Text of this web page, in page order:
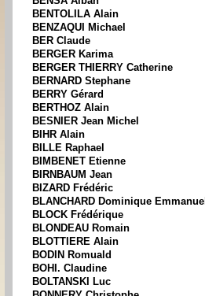
BENTOLILA Alain
BENZAQUI Michael
BER Claude
BERGER Karima
BERGER THIERRY Catherine
BERNARD Stephane
BERRY Gérard
BERTHOZ Alain
BESNIER Jean Michel
BIHR Alain
BILLE Raphael
BIMBENET Etienne
BIRNBAUM Jean
BIZARD Frédéric
BLANCHARD Dominique Emmanuel
BLOCK Frédérique
BLONDEAU Romain
BLOTTIERE Alain
BODIN Romuald
BOHI. Claudine
BOLTANSKI Luc